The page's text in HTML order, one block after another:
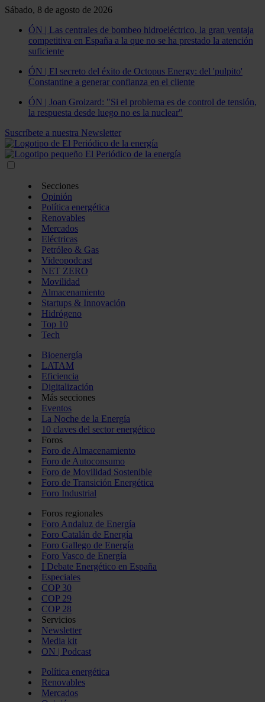
Sábado, 8 de agosto de 2026
ÓN | Las centrales de bombeo hidroeléctrico, la gran ventaja
competitiva en España a la que no se ha prestado la atención
suficiente
ÓN | El secreto del éxito de Octopus Energy: del 'pulpito'
Constantine a generar confianza en el cliente
ÓN | Joan Groizard: "Si el problema es de control de tensión,
la respuesta desde luego no es la nuclear"
Suscríbete a nuestra Newsletter
Secciones
Opinión
Política energética
Renovables
Mercados
Eléctricas
Petróleo & Gas
Videopodcast
NET ZERO
Movilidad
Almacenamiento
Startups & Innovación
Hidrógeno
Top 10
Tech
Bioenergía
LATAM
Eficiencia
Digitalización
Más secciones
Eventos
La Noche de la Energía
10 claves del sector energético
Foros
Foro de Almacenamiento
Foro de Autoconsumo
Foro de Movilidad Sostenible
Foro de Transición Energética
Foro Industrial
Foros regionales
Foro Andaluz de Energía
Foro Catalán de Energía
Foro Gallego de Energía
Foro Vasco de Energía
I Debate Energético en España
Especiales
COP 30
COP 29
COP 28
Servicios
Newsletter
Media kit
ON | Podcast
Política energética
Renovables
Mercados